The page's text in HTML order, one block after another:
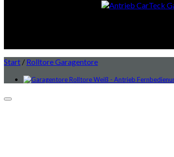
Start / Rolltore Garagentore